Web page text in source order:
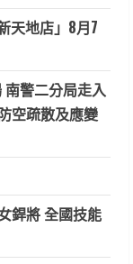
天地店」8月7
警二分局走入
空疏散及應變
銲將 全國技能